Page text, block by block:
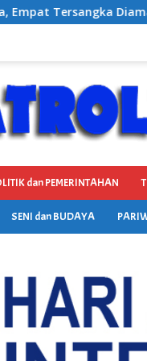
Satpam SMAN
dan PEMERINTAHAN
SENI dan BUDAYA